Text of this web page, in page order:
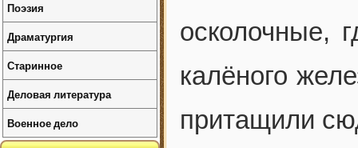
осколочные,
калёного
притащили
Поэзия
Драматургия
Старинное
Деловая литература
Военное дело